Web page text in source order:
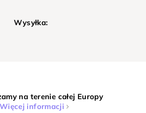
Wysyłka:
na terenie całej Europy
Więcej informacji